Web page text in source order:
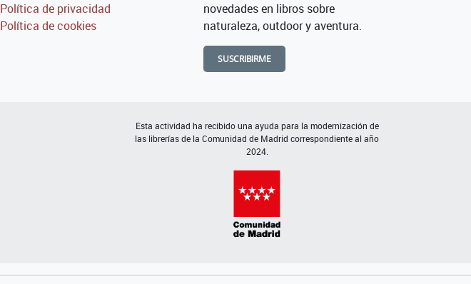
Política de privacidad
Política de cookies
novedades en libros sobre
naturaleza, outdoor y aventura.
SUSCRIBIRME
Esta actividad ha recibido una ayuda para la modernización de
las librerías de la Comunidad de Madrid correspondiente al año
2024.